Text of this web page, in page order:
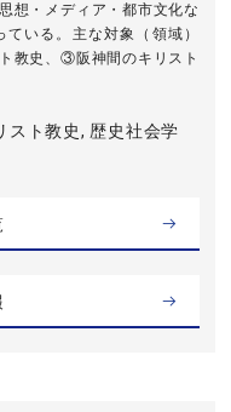
想・メディア・都市文化な
いる。主な対象（領域）
教史、③阪神間のキリスト
スト教史, 歴史社会学